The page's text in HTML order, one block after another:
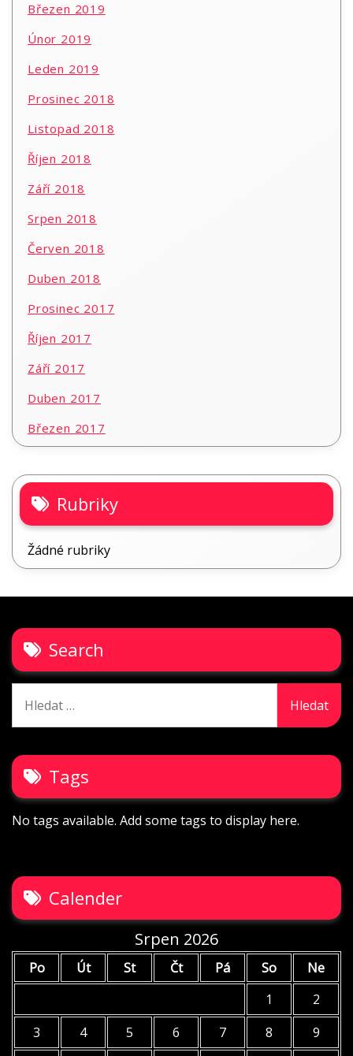
Březen 2019
Únor 2019
Leden 2019
Prosinec 2018
Listopad 2018
Říjen 2018
Září 2018
Srpen 2018
Červen 2018
Duben 2018
Prosinec 2017
Říjen 2017
Září 2017
Duben 2017
Březen 2017
Rubriky
Žádné rubriky
Search
Tags
No tags available. Add some tags to display here.
Calender
Srpen 2026
Po Út St Čt Pá So
Ne
1
2
3
4 5 6 7 8 9